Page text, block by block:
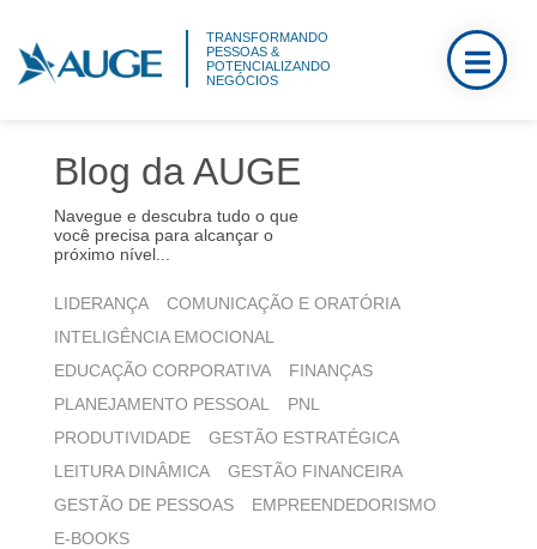
TRANSFORMANDO
PESSOAS &
POTENCIALIZANDO
NEGÓCIOS
Blog da AUGE
Navegue e descubra tudo o que
você precisa para alcançar o
próximo nível...
LIDERANÇA
COMUNICAÇÃO E ORATÓRIA
INTELIGÊNCIA EMOCIONAL
EDUCAÇÃO CORPORATIVA
FINANÇAS
PLANEJAMENTO PESSOAL
PNL
PRODUTIVIDADE
GESTÃO ESTRATÉGICA
LEITURA DINÂMICA
GESTÃO FINANCEIRA
GESTÃO DE PESSOAS
EMPREENDEDORISMO
E-BOOKS